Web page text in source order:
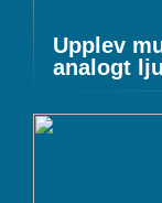
Upplev
analogt